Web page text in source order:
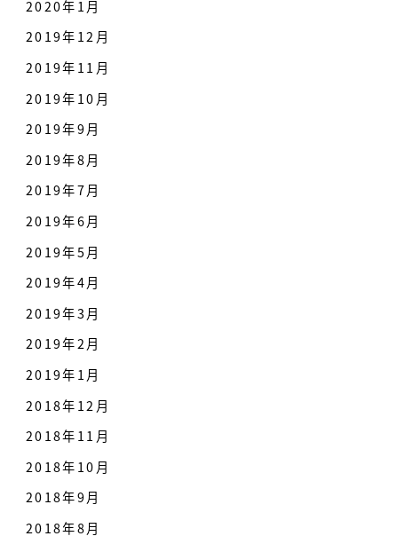
2020年1月
2019年12月
2019年11月
2019年10月
2019年9月
2019年8月
2019年7月
2019年6月
2019年5月
2019年4月
2019年3月
2019年2月
2019年1月
2018年12月
2018年11月
2018年10月
2018年9月
2018年8月